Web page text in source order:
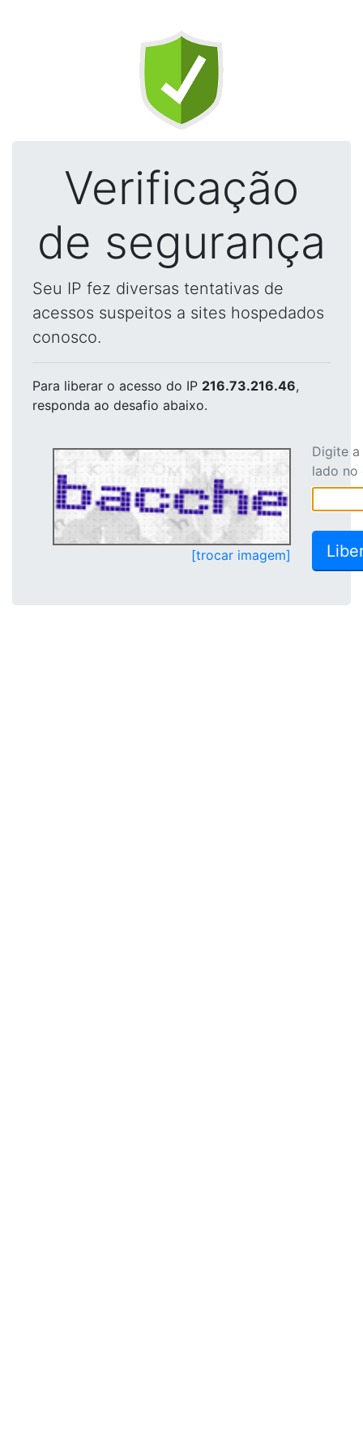
Verificação
de segurança
Seu IP fez diversas tentativas de
acessos suspeitos a sites hospedados
conosco.
Para liberar o acesso do IP 216.73.216.46,
responda ao desafio abaixo.
[trocar imagem]
Digite
lado no